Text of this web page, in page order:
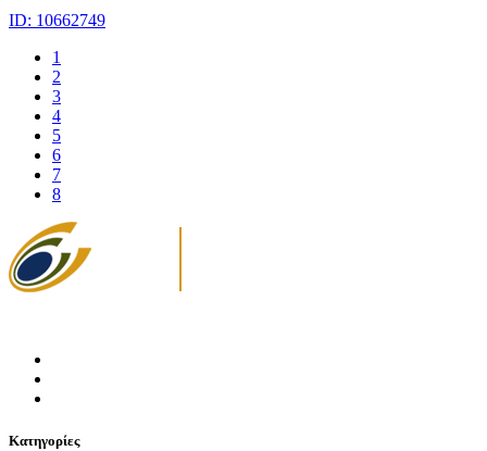
ID: 10662749
1
2
3
4
5
6
7
8
Κατηγορίες